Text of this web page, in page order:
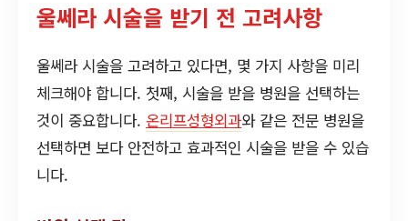
울쎄라 시술을 받기 전 고려사항
울쎄라 시술을 고려하고 있다면, 몇 가지 사항을 미리
체크해야 합니다. 첫째, 시술을 받을 병원을 선택하는
것이 중요합니다. 온리프성형외과와 같은 전문 병원을
선택하면 보다 안전하고 효과적인 시술을 받을 수 있습
니다.